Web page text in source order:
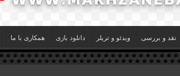
نقد و بررسی ویدئو و تریلر دانلود بازی همکاری با ما